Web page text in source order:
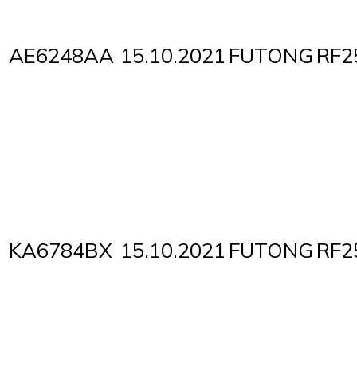
AE6248AA 15.10.2021 FUTONG
KA6784BX 15.10.2021 FUTONG